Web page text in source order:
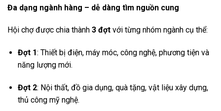
Đa dạng ngành hàng – dễ dàng tìm nguồn cung
Hội chợ được chia thành 3 đợt với từng nhóm ngành cụ thể:
Đợt 1: Thiết bị điện, máy móc, công nghệ, phương tiện và
năng lượng mới.
Đợt 2: Nội thất, đồ gia dụng, quà tặng, vật liệu xây dựng,
thủ công mỹ nghệ.